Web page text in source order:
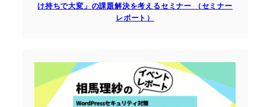
け持ちで大変」の課題解決を考えるセミナー （セミナー
レポート）